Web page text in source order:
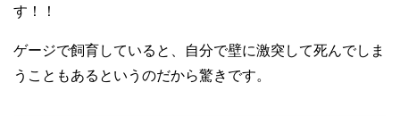
す！！
ゲージで飼育していると、自分で壁に激突して死んでしま
うこともあるというのだから驚きです。